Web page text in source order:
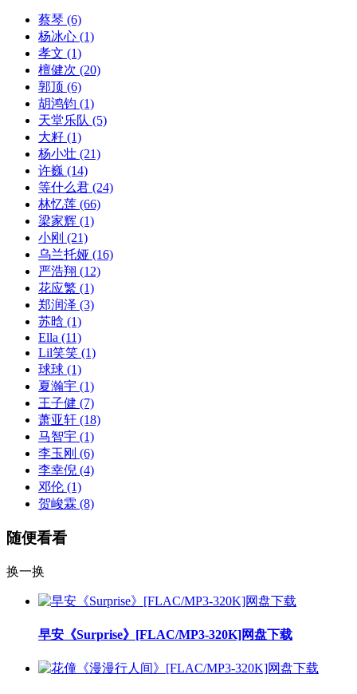
蔡琴 (6)
杨冰心 (1)
孝文 (1)
檀健次 (20)
郭顶 (6)
胡鸿钧 (1)
天堂乐队 (5)
大籽 (1)
杨小壮 (21)
许巍 (14)
等什么君 (24)
林忆莲 (66)
梁家辉 (1)
小刚 (21)
乌兰托娅 (16)
严浩翔 (12)
花应繁 (1)
郑润泽 (3)
苏晗 (1)
Ella (11)
Lil笑笑 (1)
球球 (1)
夏瀚宇 (1)
王子健 (7)
萧亚轩 (18)
马智宇 (1)
李玉刚 (6)
李幸倪 (4)
邓伦 (1)
贺峻霖 (8)
随便看看
换一换
早安《Surprise》[FLAC/MP3-320K]网盘下载